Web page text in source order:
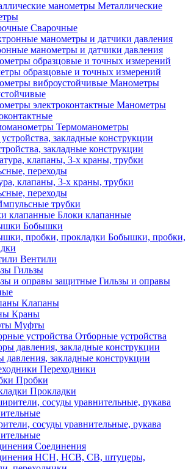
Металлические
Сварочные
манометры и датчики давления
образцовые и точных измерений
Манометры
Манометры
Термоманометры
закладные конструкции
клапаны, 3-х краны, трубки
переходы
трубки
Блоки клапанные
Бобышки
Бобышки, пробки,
Вентили
Гильзы
Гильзы и оправы
Клапаны
Краны
Муфты
Отборные устройства
давления, закладные конструкции
Переходники
Пробки
Прокладки
сосуды уравнительные, рукава
Соединения